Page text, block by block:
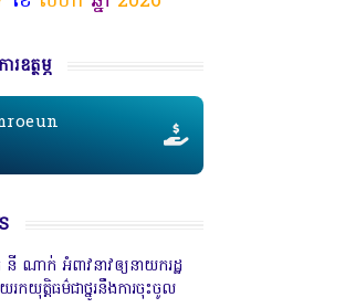
ឧត្ថម្ភ
ណាក់ អំពាវនាវឲ្យនាយករដ្ឋ
យរកយុត្តិធម៌ជាថ្នូរនឹងការចុះចូល